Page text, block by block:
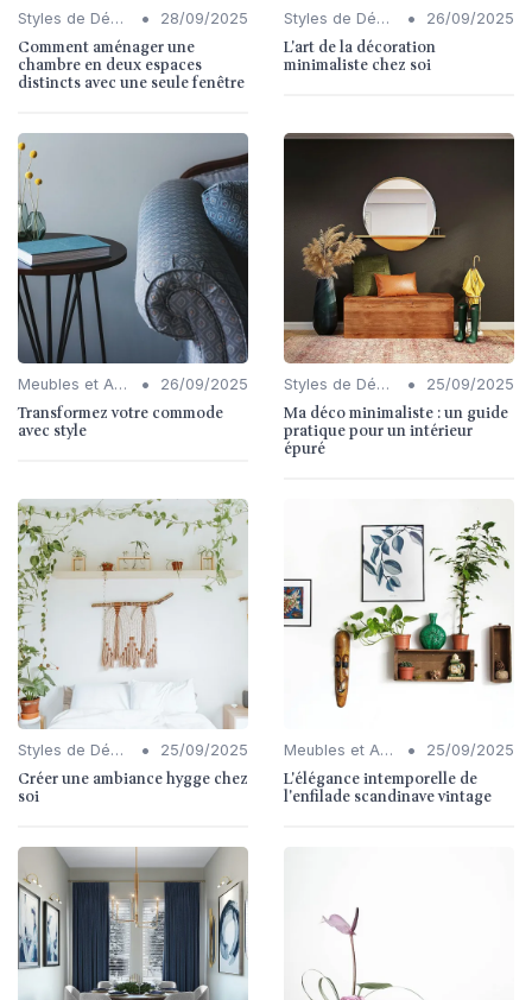
Styles de Décoration Intérieure • 28/09/2025
Comment aménager une
chambre en deux espaces
distincts avec une seule fenêtre
Styles de Décoration Intérieure • 26/09/2025
L'art de la décoration
minimaliste chez soi
Meubles et Accessoires • 26/09/2025
Transformez votre commode
avec style
Styles de Décoration Intérieure • 25/09/2025
Ma déco minimaliste : un guide
pratique pour un intérieur
épuré
Styles de Décoration Intérieure • 25/09/2025
Créer une ambiance hygge chez
soi
Meubles et Accessoires • 25/09/2025
L'élégance intemporelle de
l'enfilade scandinave vintage